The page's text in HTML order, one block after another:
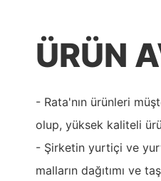
ÜRÜN
- Rata'nın ürünleri
olup, yüksek kaliteli
- Şirketin yurtiçi ve
malların dağıtımı ve